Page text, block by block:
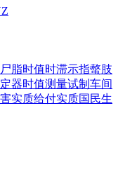
Z
尸脂时值时滞示指螫肢
器时值测量试制车间
实质给付实质国民生